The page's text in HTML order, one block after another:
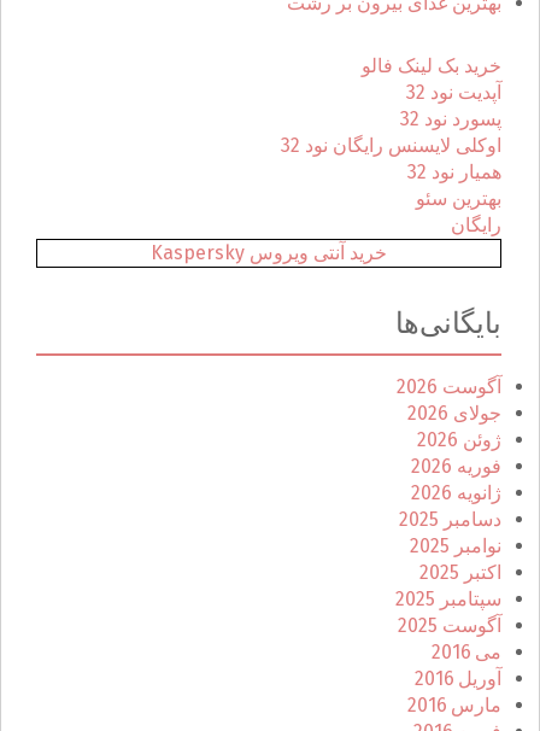
خرید بک لینک فالو
آپدیت نود 32
پسورد نود 32
اوکلی لایسنس رایگان نود 32
همیار نود 32
بهترین سئو
رایگان
خرید آنتی ویروس Kaspersky
بایگانی‌ها
آگوست 2026
جولای 2026
ژوئن 2026
فوریه 2026
ژانویه 2026
دسامبر 2025
نوامبر 2025
اکتبر 2025
سپتامبر 2025
آگوست 2025
می 2016
آوریل 2016
مارس 2016